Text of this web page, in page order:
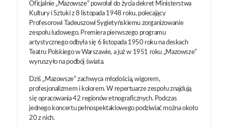
Oficjalnie „Mazowsze” powołał do życia dekret Ministerstwa
Kultury i Sztuki z 8 listopada 1948 roku, polecający
Profesorowi Tadeuszowi Sygietyńskiemu zorganizowanie
zespołu ludowego. Premiera pierwszego programu
artystycznego odbyła się 6 listopada 1950 roku na deskach
Teatru Polskiego w Warszawie, a już w 1951 roku „Mazowsze”
wyruszyło na podbój świata.
Dziś „Mazowsze” zachwyca młodością, wigorem,
profesjonalizmem i kolorem. W repertuarze zespołu znajdują
się opracowania 42 regionów etnograficznych. Podczas
jednego koncertu pełnospektaklowego podziwiać można około
20 z nich.